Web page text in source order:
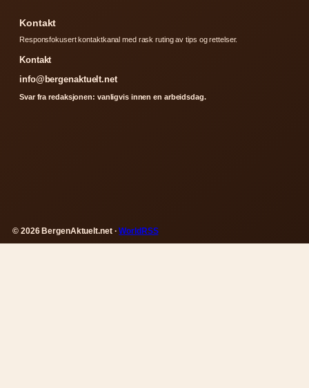
Kontakt
Responsfokusert kontaktkanal med rask ruting av tips og rettelser.
Kontakt
info@bergenaktuelt.net
Svar fra redaksjonen: vanligvis innen en arbeidsdag.
© 2026 BergenAktuelt.net ·WorldRSS